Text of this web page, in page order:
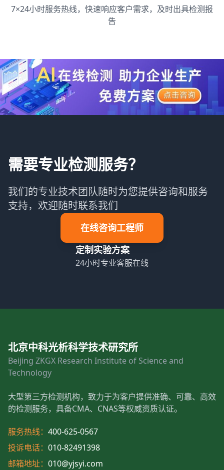
7×24小时服务热线，快速响应客户需求，及时出具检测报
告
需要专业检测服务？
我们的专业技术团队随时为您提供咨询和服务
支持，欢迎随时联系我们
在线咨询工程师
定制实验方案
24小时专业客服在线
北京中科光析科学技术研究所
Beijing ZKGX Research Institute of Science and
Technology
大型第三方检测机构，致力于为客户提供准确、可靠、高效
的检测服务，具备CMA、CNAS等权威资质认证。
服务热线： 400-625-0567
投诉电话： 010-82491398
邮箱地址： 010@yjsyi.com